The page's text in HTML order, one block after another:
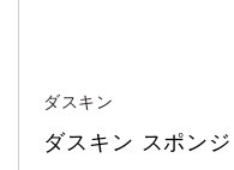
ダスキン
ダスキン スポン